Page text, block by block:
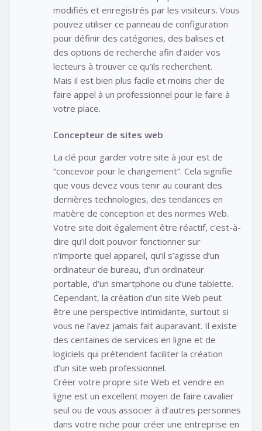
modifiés et enregistrés par les visiteurs. Vous
pouvez utiliser ce panneau de configuration
pour définir des catégories, des balises et
des options de recherche afin d’aider vos
lecteurs à trouver ce qu’ils recherchent.
Mais il est bien plus facile et moins cher de
faire appel à un professionnel pour le faire à
votre place.
Concepteur de sites web
La clé pour garder votre site à jour est de
“concevoir pour le changement”. Cela signifie
que vous devez vous tenir au courant des
dernières technologies, des tendances en
matière de conception et des normes Web.
Votre site doit également être réactif, c’est-à-
dire qu’il doit pouvoir fonctionner sur
n’importe quel appareil, qu’il s’agisse d’un
ordinateur de bureau, d’un ordinateur
portable, d’un smartphone ou d’une tablette.
Cependant, la création d’un site Web peut
être une perspective intimidante, surtout si
vous ne l’avez jamais fait auparavant. Il existe
des centaines de services en ligne et de
logiciels qui prétendent faciliter la création
d’un site web professionnel.
Créer votre propre site Web et vendre en
ligne est un excellent moyen de faire cavalier
seul ou de vous associer à d’autres personnes
dans votre niche pour créer une entreprise en